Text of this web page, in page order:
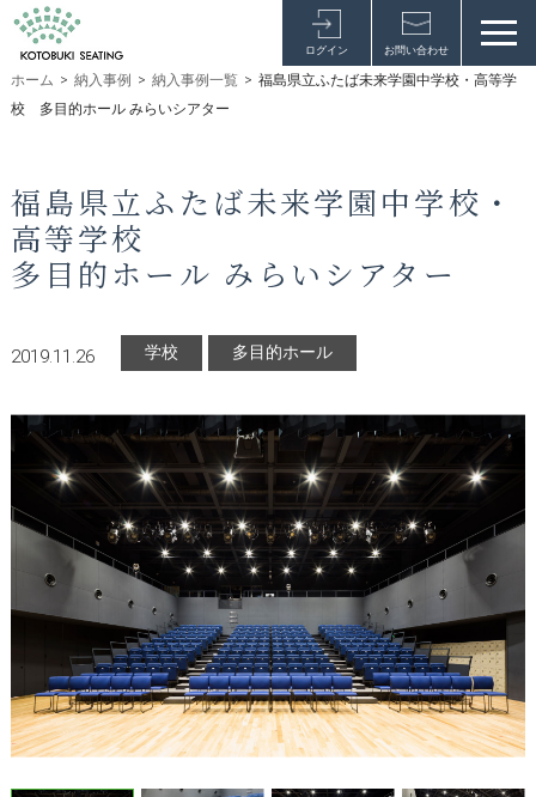
ログイン お問い合わせ
ホーム > 納入事例 > 納入事例一覧 > 福島県立ふたば未来学園中学校・高等学
校 多目的ホール みらいシアター
福島県立ふたば未来学園中学校・
高等学校
多目的ホール みらいシアター
2019.11.26 学校 多目的ホール